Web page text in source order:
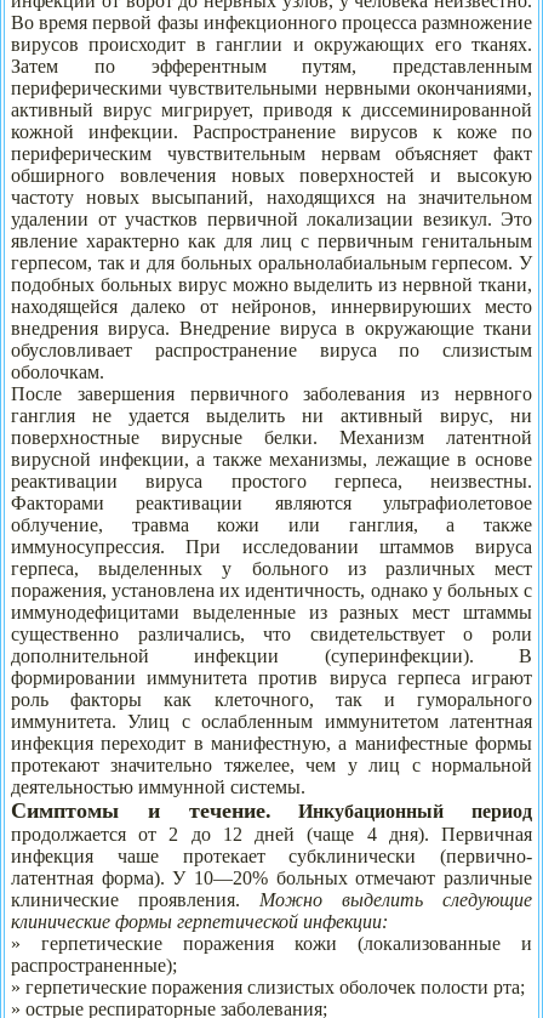
Во время первой фазы инфекционного процесса размножение
вирусов происходит в ганглии и окружающих его тканях.
Затем по эфферентным путям, представленным
периферическими чувствительными нервными окончаниями,
активный вирус мигрирует, приводя к диссеминированной
кожной инфекции. Распространение вирусов к коже по
периферическим чувствительным нервам объясняет факт
обширного вовлечения новых поверхностей и высокую
частоту новых высыпаний, находящихся на значительном
удалении от участков первичной локализации везикул. Это
явление характерно как для лиц с первичным генитальным
герпесом, так и для больных оральнолабиальным герпесом. У
подобных больных вирус можно выделить из нервной ткани,
находящейся далеко от нейронов, иннервируюших место
внедрения вируса. Внедрение вируса в окружающие ткани
обусловливает распространение вируса по слизистым
оболочкам.
После завершения первичного заболевания из нервного
ганглия не удается выделить ни активный вирус, ни
поверхностные вирусные белки. Механизм латентной
вирусной инфекции, а также механизмы, лежащие в основе
реактивации вируса простого герпеса, неизвестны.
Факторами реактивации являются ультрафиолетовое
облучение, травма кожи или ганглия, а также
иммуносупрессия. При исследовании штаммов вируса
герпеса, выделенных у больного из различных мест
поражения, установлена их идентичность, однако у больных с
иммунодефицитами выделенные из разных мест штаммы
существенно различались, что свидетельствует о роли
дополнительной инфекции (суперинфекции). В
формировании иммунитета против вируса герпеса играют
роль факторы как клеточного, так и гуморального
иммунитета. Улиц с ослабленным иммунитетом латентная
инфекция переходит в манифестную, а манифестные формы
протекают значительно тяжелее, чем у лиц с нормальной
деятельностью иммунной системы.
Симптомы и течение. Инкубационный период
продолжается от 2 до 12 дней (чаще 4 дня). Первичная
инфекция чаше протекает субклинически (первично-
латентная форма). У 10—20% больных отмечают различные
клинические проявления. Можно выделить следующие
клинические формы герпетической инфекции:
» герпетические поражения кожи (локализованные и
распространенные);
» герпетические поражения слизистых оболочек полости рта;
» острые респираторные заболевания;